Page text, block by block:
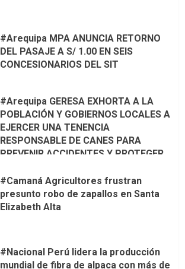
#Arequipa MPA ANUNCIA RETORNO
DEL PASAJE A S/ 1.00 EN SEIS
CONCESIONARIOS DEL SIT
#Arequipa GERESA EXHORTA A LA
POBLACIÓN Y GOBIERNOS LOCALES A
EJERCER UNA TENENCIA
RESPONSABLE DE CANES PARA
PREVENIR ACCIDENTES Y PROTEGER
#Camaná Agricultores frustran
presunto robo de zapallos en Santa
Elizabeth Alta
#Nacional Perú lidera la producción
mundial de fibra de alpaca con más de